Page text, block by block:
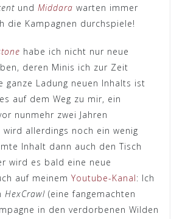
und Middara warten immer
die Kampagnen durchspiele!
habe ich nicht nur neue
deren Minis ich zur Zeit
ganze Ladung neuen Inhalts ist
auf dem Weg zu mir, ein
nunmehr zwei Jahren
allerdings noch ein wenig
Inhalt dann auch den Tisch
wird es bald eine neue
auf meinem Youtube-Kanal: Ich
HexCrawl (eine fangemachten
in den verdorbenen Wilden